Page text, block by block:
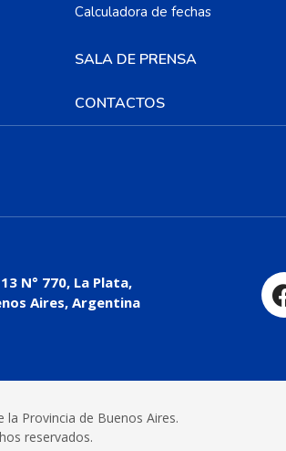
Calculadora de fechas
SALA DE PRENSA
CONTACTOS
N° 770, La Plata,
Aires, Argentina
la Provincia de Buenos Aires.
reservados.